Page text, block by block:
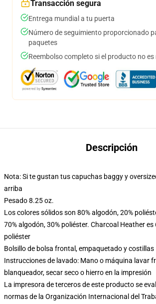
Transacción segura
Entrega mundial a tu puerta
Número de seguimiento proporcionado
paquetes
Reembolso completo si el producto no es
Descripción
Nota: Si te gustan tus capuchas baggy y
arriba
Pesado 8.25 oz.
Los colores sólidos son 80% algodón, 20%
70% algodón, 30% poliéster. Charcoal Heather es
poliéster
Bolsillo de bolsa frontal, empaquetado y costillas
Instrucciones de lavado: Mano o máquina lavar
blanqueador, secar seco o hierro en la impresión
La impresora de terceros de este producto se
normas de la Organización Internacional del